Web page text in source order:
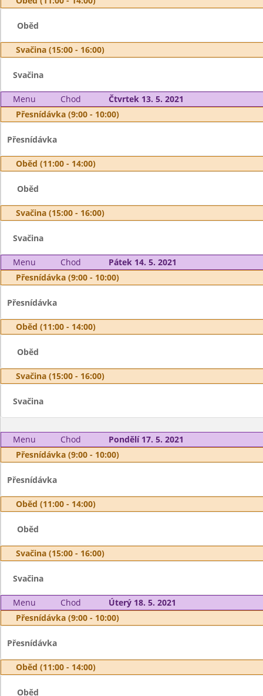
Oběd
Svačina (15:00 - 16:00)
Svačina
Menu Chod
Čtvrtek 13. 5. 2021
Přesnídávka (9:00 - 10:00)
Přesnídávka
Oběd (11:00 - 14:00)
Oběd
Svačina (15:00 - 16:00)
Svačina
Menu Chod
Pátek 14. 5. 2021
Přesnídávka (9:00 - 10:00)
Přesnídávka
Oběd (11:00 - 14:00)
Oběd
Svačina (15:00 - 16:00)
Svačina
Menu Chod
Pondělí 17. 5. 2021
Přesnídávka (9:00 - 10:00)
Přesnídávka
Oběd (11:00 - 14:00)
Oběd
Svačina (15:00 - 16:00)
Svačina
Menu Chod
Úterý 18. 5. 2021
Přesnídávka (9:00 - 10:00)
Přesnídávka
Oběd (11:00 - 14:00)
Oběd